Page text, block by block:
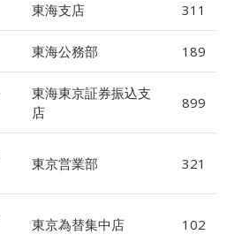
東海支店 311
東海公務部 189
東海東京証券振込支
店
899
東京営業部 321
東京為替集中店 102